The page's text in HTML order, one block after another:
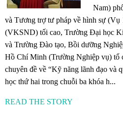
Nam)
và Tương trợ tư pháp về hình sự (Vụ
(VKSND) tối cao, Trường Đại học
và Trường Đào tạo, Bồi dưỡng
Hồ Chí Minh (Trường Nghiệp vụ) tổ
chuyên đề về “Kỹ năng lãnh đạo và
học thứ hai trong chuỗi ba khóa h...
READ THE STORY